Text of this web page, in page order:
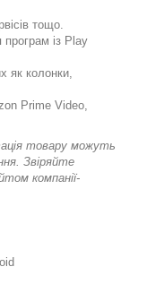
тощо.
із Play
як колонки,
Prime Video,
товару можуть
Звіряйте
компанії-